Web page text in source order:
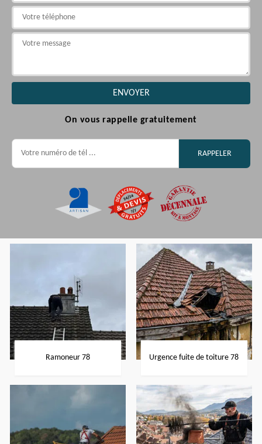
On vous rappelle gratuitement
Ramoneur 78 Urgence fuite de toiture 78